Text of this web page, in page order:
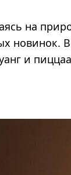
на
новинок.
и